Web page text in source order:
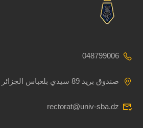
048799006
صندوق بريد 89 سيدي بلعباس الجزائر
rectorat@univ-sba.dz